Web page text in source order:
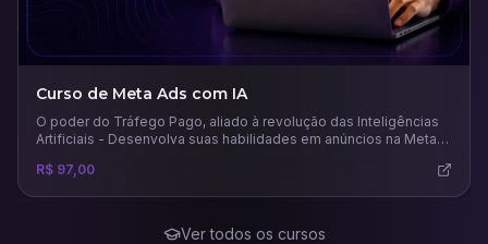
Curso de Meta Ads com IA
O poder do Tráfego Pago, aliado à revolução das Inteligências
Artificiais - Desenvolva suas habilidades em anúncios na Meta
este mercado.
R$ 97,00
Ver todos os cursos